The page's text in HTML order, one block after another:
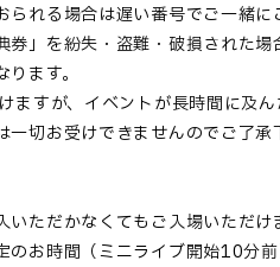
れる場合は遅い番号でご一緒に
」を紛失・盗難・破損された場
ます。
すが、イベントが長時間に及ん
切お受けできませんのでご了承
ただかなくてもご入場いただけ
お時間（ミニライブ開始10分前